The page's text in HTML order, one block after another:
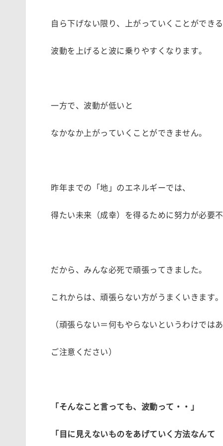
自ら下げない限り、上がっていくことができる
波動を上げると波に乗りやすくなります。
一方で、波動が低いと
なかなか上がっていくことができません。
昨年までの「地」のエネルギーでは、
得たい未来（成幸）を得るために努力が必要不
だから、みんな必死で頑張ってきました。
これからは、頑張らない方がうまくいきます。
（頑張らない＝何もやらないというわけでは
ご注意ください）
「そんなこと言っても、波動って・・」
「目に見えないものをあげていく方法なんて